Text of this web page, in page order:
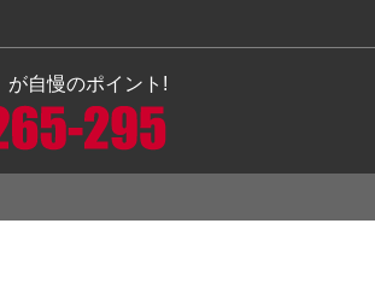
が自慢のポイント!